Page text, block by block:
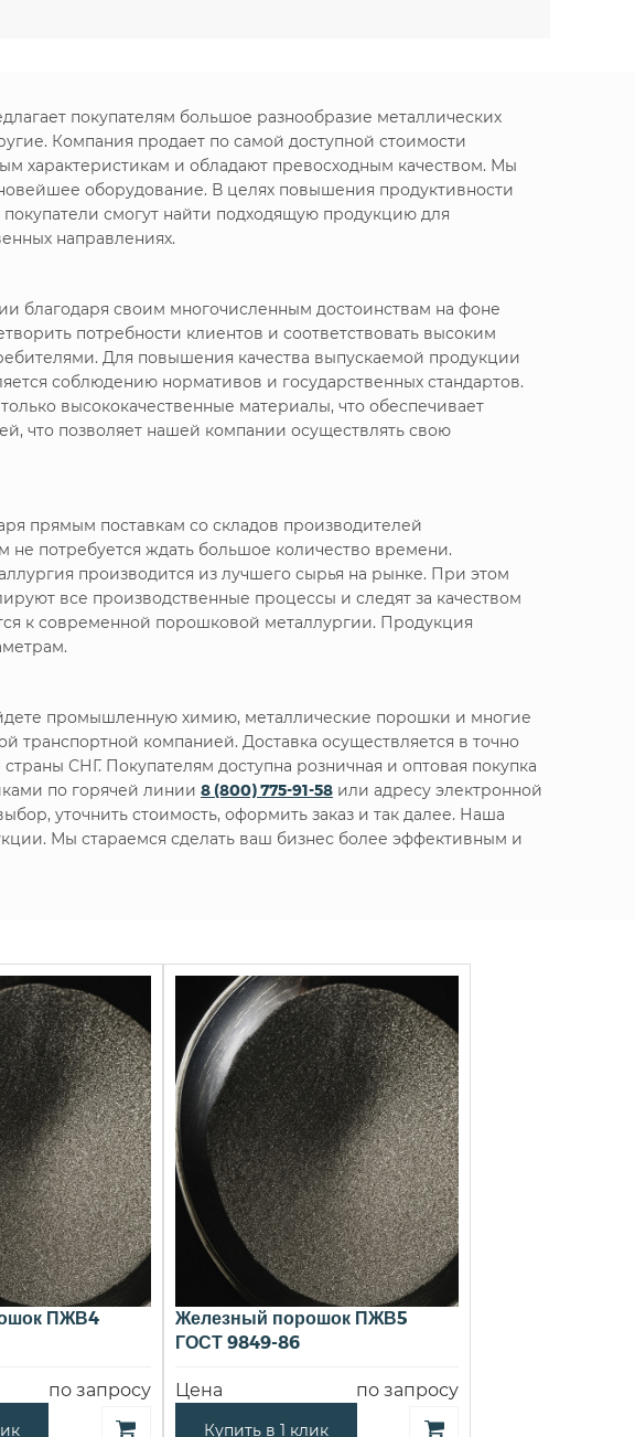
покупателям большое разнообразие металлических
Компания продает по самой доступной стоимости
характеристикам и обладают превосходным качеством. Мы
оборудование. В целях повышения продуктивности
смогут найти подходящую продукцию для
направлениях.
благодаря своим многочисленным достоинствам на фоне
потребности клиентов и соответствовать высоким
Для повышения качества выпускаемой продукции
соблюдению нормативов и государственных стандартов.
высококачественные материалы, что обеспечивает
что позволяет нашей компании осуществлять свою
прямым поставкам со складов производителей
потребуется ждать большое количество времени.
производится из лучшего сырья на рынке. При этом
все производственные процессы и следят за качеством
к современной порошковой металлургии. Продукция
промышленную химию, металлические порошки и многие
компанией. Доставка осуществляется в точно
СНГ. Покупателям доступна розничная и оптовая покупка
по горячей линии 8 (800) 775-91-58 или адресу электронной
уточнить стоимость, оформить заказ и так далее. Наша
Мы стараемся сделать ваш бизнес более эффективным и
ПЖВ4
по запросу
Железный порошок ПЖВ5
ГОСТ 9849-86
Цена по запросу
Купить в 1 клик